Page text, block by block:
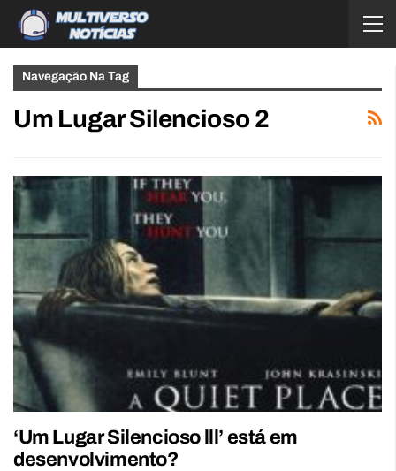
Navegação Na Tag
Um Lugar Silencioso 2
‘Um Lugar Silencioso lll’ está em
desenvolvimento?